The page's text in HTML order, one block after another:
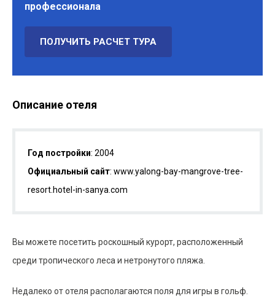
профессионала
ПОЛУЧИТЬ РАСЧЕТ ТУРА
Описание отеля
Год постройки: 2004
Официальный сайт: www.yalong-bay-mangrove-tree-
resort.hotel-in-sanya.com
Вы можете посетить роскошный курорт, расположенный
среди тропического леса и нетронутого пляжа.
Недалеко от отеля располагаются поля для игры в гольф.